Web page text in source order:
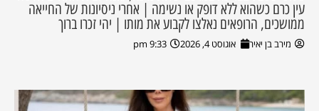
עין כרם כשהוא ללא דופק או נשימה | אחרי ניסיונות של החייאה
ממושכים, הרופאים נאלצו לקבוע את מותו | יהי זכרו ברוך
מירב בן יאיר אוגוסט 4, 2026 9:33 pm